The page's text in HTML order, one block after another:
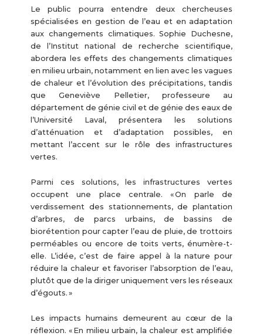
Le public pourra entendre deux chercheuses
spécialisées en gestion de l’eau et en adaptation
aux changements climatiques. Sophie Duchesne,
de l’Institut national de recherche scientifique,
abordera les effets des changements climatiques
en milieu urbain, notamment en lien avec les vagues
de chaleur et l’évolution des précipitations, tandis
que Geneviève Pelletier, professeure au
département de génie civil et de génie des eaux de
l’Université Laval, présentera les solutions
d’atténuation et d’adaptation possibles, en
mettant l’accent sur le rôle des infrastructures
vertes.
Parmi ces solutions, les infrastructures vertes
occupent une place centrale. « On parle de
verdissement des stationnements, de plantation
d’arbres, de parcs urbains, de bassins de
biorétention pour capter l’eau de pluie, de trottoirs
perméables ou encore de toits verts, énumère-t-
elle. L’idée, c’est de faire appel à la nature pour
réduire la chaleur et favoriser l’absorption de l’eau,
plutôt que de la diriger uniquement vers les réseaux
d’égouts. »
Les impacts humains demeurent au cœur de la
réflexion. « En milieu urbain, la chaleur est amplifiée